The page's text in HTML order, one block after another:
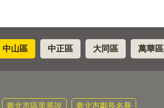
中山區 中正區 大同區 萬華區
臺北市區里界說 臺北市鄰長名冊